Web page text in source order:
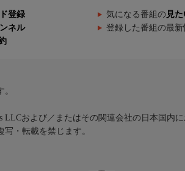
登録 気になる番組の 見
ネル 登録した番組の最
および／またはその関連会社の日本国内
・転載を禁じます。